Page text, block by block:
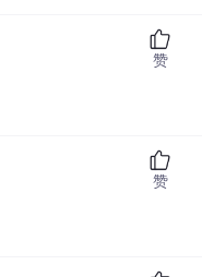
赞
赞